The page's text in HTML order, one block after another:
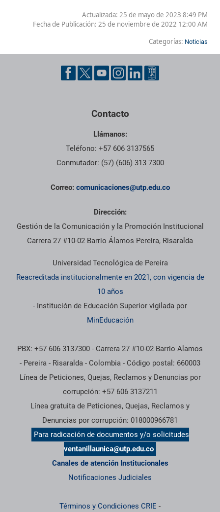
Actualizada: 25 de mayo de 2023 8:49 PM
Fecha de Publicación: 25 de noviembre de 2022 12:00 AM
Categorías: Noticias
Contacto
Llámanos:
Teléfono: +57 606 3137565
Conmutador: (57) (606) 313 7300
Correo: comunicaciones@utp.edu.co
Dirección:
Gestión de la Comunicación y la Promoción Institucional
Carrera 27 #10-02 Barrio Álamos Pereira, Risaralda
Universidad Tecnológica de Pereira
Reacreditada institucionalmente en 2021, con vigencia de
10 años
- Institución de Educación Superior vigilada por
MinEducación
PBX: +57 606 3137300 - Carrera 27 #10-02 Barrio Alamos
- Pereira - Risaralda - Colombia - Código postal: 660003
Línea de Peticiones, Quejas, Reclamos y Denuncias por
corrupción: +57 606 3137211
Línea gratuita de Peticiones, Quejas, Reclamos y
Denuncias por corrupción: 018000966781
Para radicación de documentos y/o solicitudes
ventanillaunica@utp.edu.co
Canales de atención Institucionales
Notificaciones Judiciales
Términos y Condiciones CRIE -